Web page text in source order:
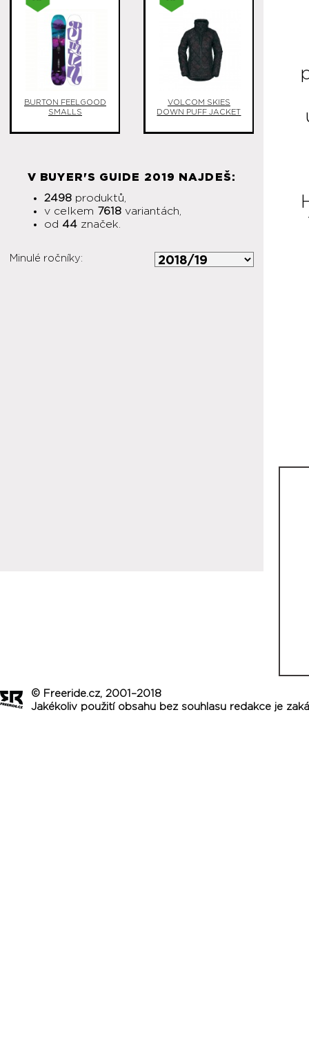
BURTON FEELGOOD
SMALLS
VOLCOM SKIES
DOWN PUFF JACKET
V BUYER'S GUIDE 2019 NAJDEŠ:
2498 produktů,
v celkem 7618 variantách,
od 44 značek.
Minulé ročníky:
© Freeride.cz, 2001–2018
Jakékoliv použití obsahu bez souhlasu redakce je